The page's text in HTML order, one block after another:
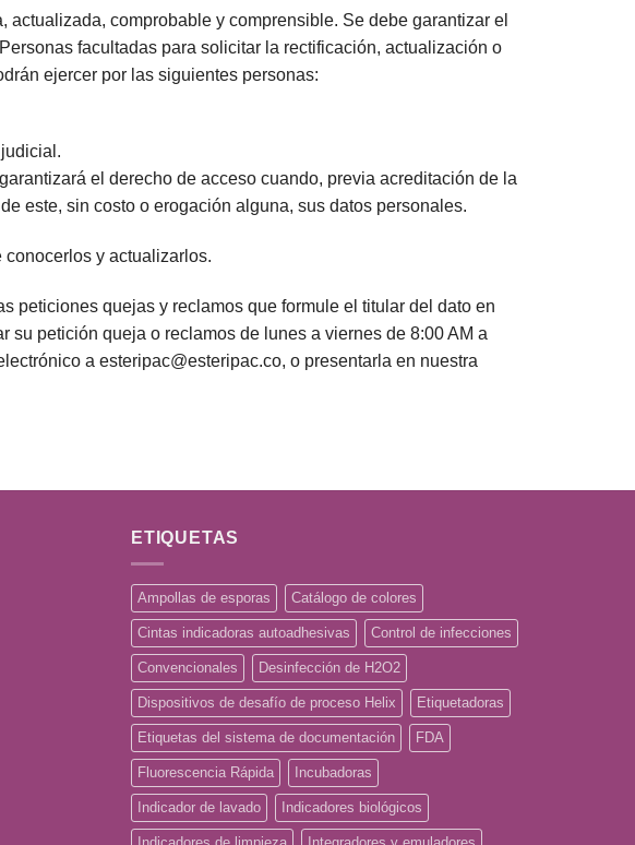
comprobable y comprensible. Se debe garantizar el
facultadas para solicitar la rectificación, actualización o
ejercer por las siguientes personas:
el derecho de acceso cuando, previa acreditación de la
este, sin costo o erogación alguna, sus datos personales.
y actualizarlos.
peticiones quejas y reclamos que formule el titular del dato en
petición queja o reclamos de lunes a viernes de 8:00 AM a
a esteripac@esteripac.co, o presentarla en nuestra
ETIQUETAS
Ampollas de esporas Catálogo de colores
Cintas indicadoras autoadhesivas Control de infecciones
Convencionales Desinfección de H2O2
Dispositivos de desafío de proceso Helix Etiquetadoras
Etiquetas del sistema de documentación FDA
Fluorescencia Rápida Incubadoras
Indicador de lavado Indicadores biológicos